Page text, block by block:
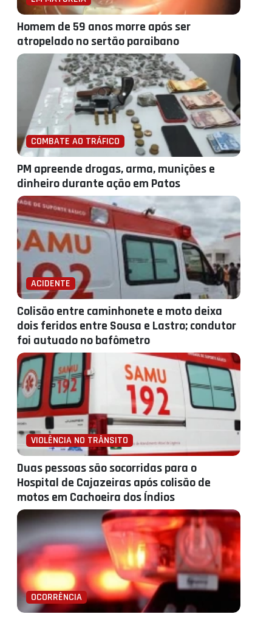
Homem de 59 anos morre após ser
atropelado no sertão paraibano
COMBATE AO TRÁFICO
PM apreende drogas, arma, munições e
dinheiro durante ação em Patos
ACIDENTE
Colisão entre caminhonete e moto deixa
dois feridos entre Sousa e Lastro; condutor
foi autuado no bafômetro
VIOLÊNCIA NO TRÂNSITO
Duas pessoas são socorridas para o
Hospital de Cajazeiras após colisão de
motos em Cachoeira dos Índios
OCORRÊNCIA